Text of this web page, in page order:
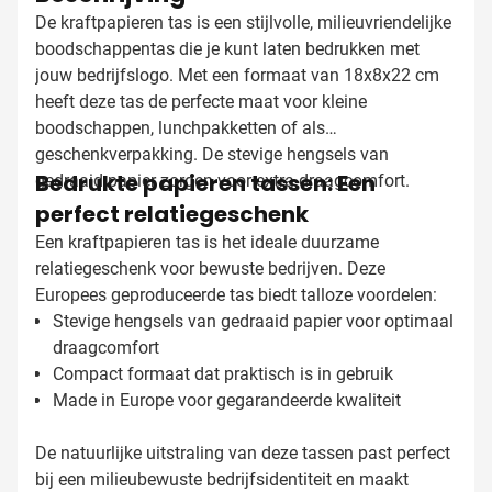
De kraftpapieren tas is een stijlvolle, milieuvriendelijke
boodschappentas die je kunt laten bedrukken met
jouw bedrijfslogo. Met een formaat van 18x8x22 cm
heeft deze tas de perfecte maat voor kleine
boodschappen, lunchpakketten of als
geschenkverpakking. De stevige hengsels van
gedraaid papier zorgen voor extra draagcomfort.
Bedrukte papieren tassen: Een
perfect relatiegeschenk
Een kraftpapieren tas is het ideale duurzame
relatiegeschenk voor bewuste bedrijven. Deze
Europees geproduceerde tas biedt talloze voordelen:
Stevige hengsels van gedraaid papier voor optimaal
draagcomfort
Compact formaat dat praktisch is in gebruik
Made in Europe voor gegarandeerde kwaliteit
De natuurlijke uitstraling van deze tassen past perfect
bij een milieubewuste bedrijfsidentiteit en maakt